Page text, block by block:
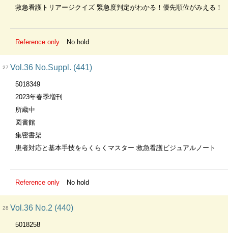
救急看護トリアージクイズ 緊急度判定がわかる！優先順位がみえる！
Reference only No hold
27 Vol.36 No.Suppl. (441)
5018349
2023年春季増刊
所蔵中
図書館
集密書架
患者対応と基本手技をらくらくマスター 救急看護ビジュアルノート
Reference only No hold
28 Vol.36 No.2 (440)
5018258